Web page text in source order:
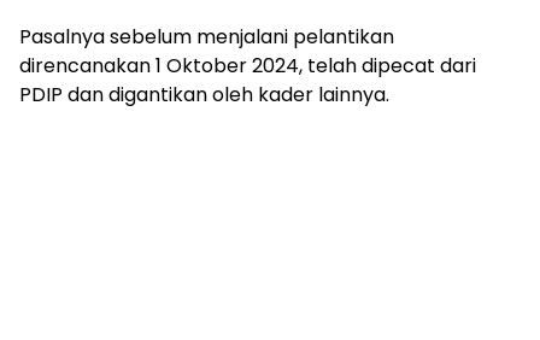
Pasalnya sebelum menjalani pelantikan
direncanakan 1 Oktober 2024, telah dipecat dari
PDIP dan digantikan oleh kader lainnya.